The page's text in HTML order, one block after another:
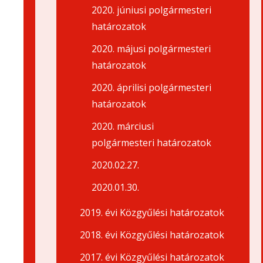
2020. júniusi polgármesteri
határozatok
2020. májusi polgármesteri
határozatok
2020. áprilisi polgármesteri
határozatok
2020. márciusi
polgármesteri határozatok
2020.02.27.
2020.01.30.
2019. évi Közgyűlési határozatok
2018. évi Közgyűlési határozatok
2017. évi Közgyűlési határozatok